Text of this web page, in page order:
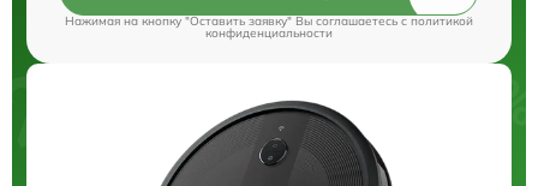
Нажимая на кнопку "Оставить заявку" Вы соглашаетесь cполитикой
конфиденциальности